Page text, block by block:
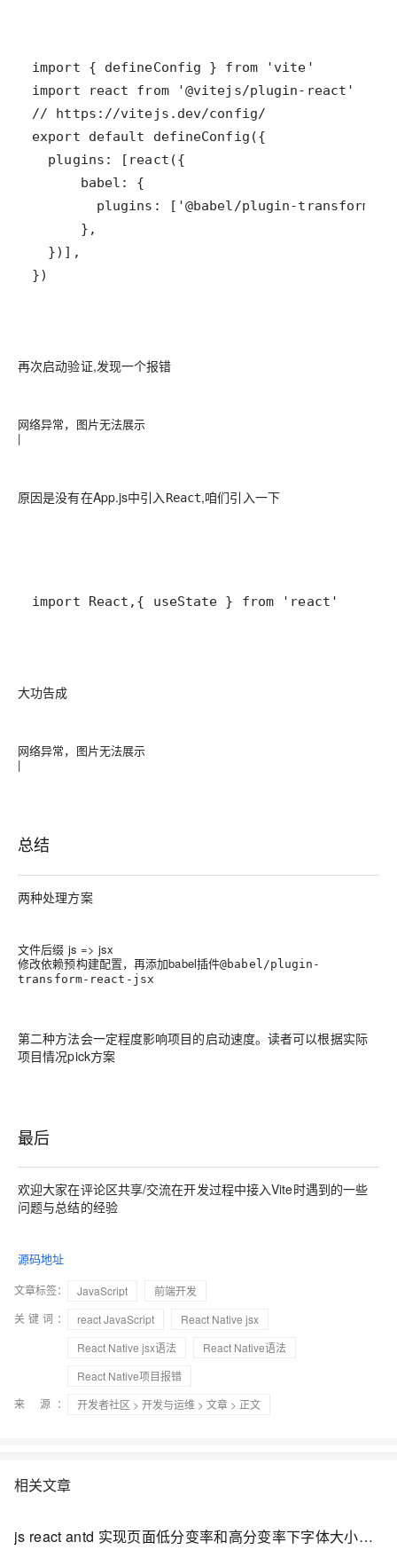
})
再次启动验证,发现一个报错
网络异常，图片无法展示
|
原因是没有在App.js中引入React,咱们引入一下
import React,{ useState } from 'react'
大功告成
网络异常，图片无法展示
|
总结
两种处理方案
文件后缀 js => jsx
修改依赖预构建配置，再添加babel插件@babel/plugin-
transform-react-jsx
第二种方法会一定程度影响项目的启动速度。读者可以根据实际
项目情况pick方案
最后
欢迎大家在评论区共享/交流在开发过程中接入Vite时遇到的一些
问题与总结的经验
源码地址
文章标签： JavaScript
前端开发
关键词：
react JavaScript
React Native jsx
React Native jsx语法
React Native语法
React Native项目报错
来 源：
开发者社区 > 开发与运维 > 文章 > 正文
相关文章
js react antd 实现页面低分变率和高分变率下字体大小自适用，主要是配置antd